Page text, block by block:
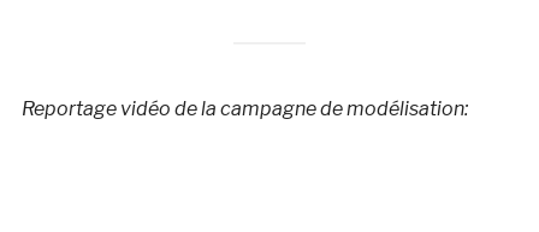
Reportage vidéo de la campagne de modélisation: